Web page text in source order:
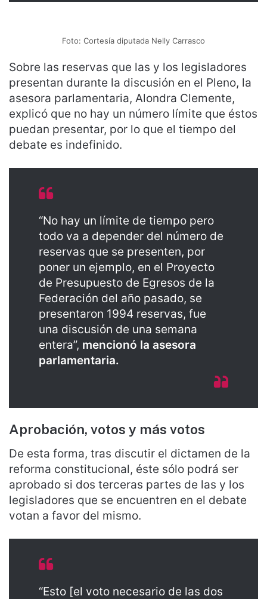
Foto: Cortesía diputada Nelly Carrasco
Sobre las reservas que las y los legisladores
presentan durante la discusión en el Pleno, la
asesora parlamentaria, Alondra Clemente,
explicó que no hay un número límite que éstos
puedan presentar, por lo que el tiempo del
debate es indefinido.
“No hay un límite de tiempo pero
todo va a depender del número de
reservas que se presenten, por
poner un ejemplo, en el Proyecto
de Presupuesto de Egresos de la
Federación del año pasado, se
presentaron 1994 reservas, fue
una discusión de una semana
entera”, mencionó la asesora
parlamentaria.
Aprobación, votos y más votos
De esta forma, tras discutir el dictamen de la
reforma constitucional, éste sólo podrá ser
aprobado si dos terceras partes de las y los
legisladores que se encuentren en el debate
votan a favor del mismo.
“Esto [el voto necesario de las dos